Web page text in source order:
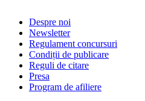
Despre noi
Newsletter
Regulament concursuri
Condiții de publicare
Reguli de citare
Presa
Program de afiliere